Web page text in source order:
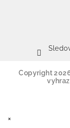
Copyright
×